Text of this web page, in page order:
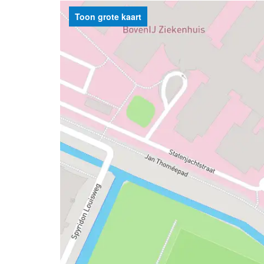
Toon grote kaart